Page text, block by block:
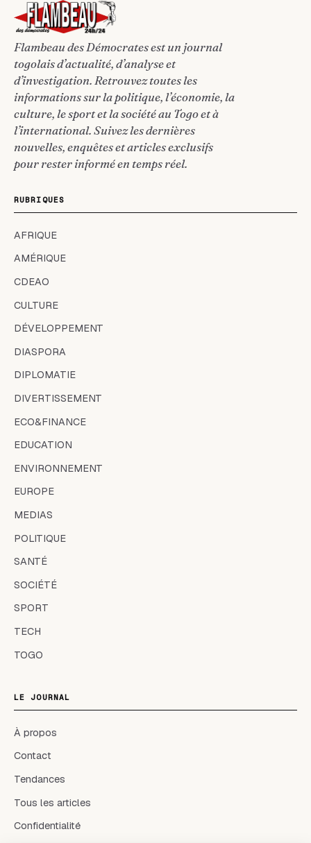
Flambeau des Démocrates est un journal
togolais d’actualité, d’analyse et
d’investigation. Retrouvez toutes les
informations sur la politique, l’économie, la
culture, le sport et la société au Togo et à
l’international. Suivez les dernières
nouvelles, enquêtes et articles exclusifs
pour rester informé en temps réel.
RUBRIQUES
AFRIQUE
AMÉRIQUE
CDEAO
CULTURE
DÉVELOPPEMENT
DIASPORA
DIPLOMATIE
DIVERTISSEMENT
ECO&FINANCE
EDUCATION
ENVIRONNEMENT
EUROPE
MEDIAS
POLITIQUE
SANTÉ
SOCIÉTÉ
SPORT
TECH
TOGO
LE JOURNAL
À propos
Contact
Tendances
Tous les articles
Confidentialité